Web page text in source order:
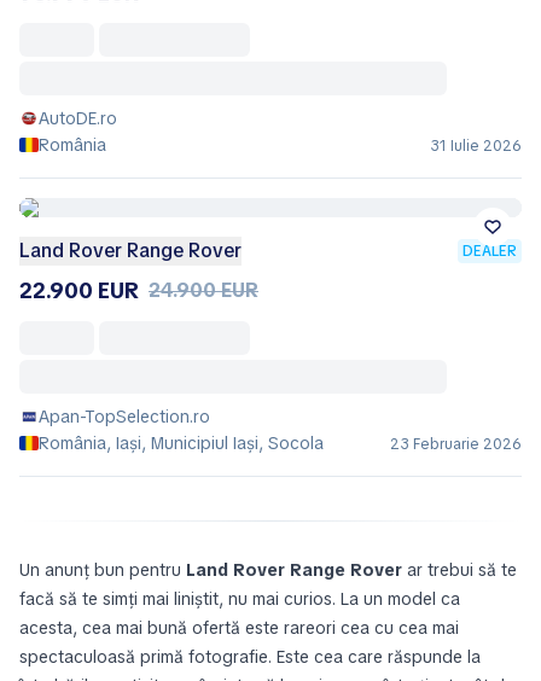
AutoDE.ro
România
31 Iulie 2026
Land Rover Range Rover DEALER
22.900 EUR 24.900 EUR
Apan-TopSelection.ro
România, Iași, Municipiul Iaşi, Socola
23 Februarie 2026
Un anunț bun pentru Land Rover Range Rover ar trebui să te
facă să te simți mai liniștit, nu mai curios. La un model ca
acesta, cea mai bună ofertă este rareori cea cu cea mai
spectaculoasă primă fotografie. Este cea care răspunde la